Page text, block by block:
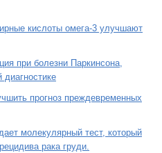
кислоты омега-3 улучшают
при болезни Паркинсона,
прогноз преждевременных
молекулярный тест, который
рака груди.